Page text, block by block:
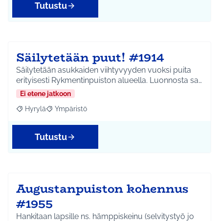
Tutustu
Säilytetään puut! #1914
Säilytetään asukkaiden viihtyvyyden vuoksi puita
erityisesti Rykmentinpuiston alueella. Luonnosta sa…
Ei etene jatkoon
Rajaa tulokset aihepiirin mukaan: Hyrylä
Hyrylä Rajaa tulokset teeman mukaan: Ympäristö
Ympäristö
Tutustu
Augustanpuiston kohennus
#1955
Hankitaan lapsille ns. hämppiskeinu (selvitystyö jo